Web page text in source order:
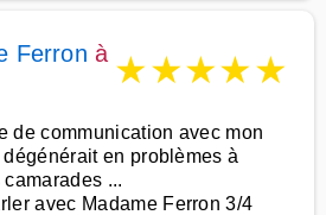
Ferron à ★★★★★
de communication avec mon
en problèmes à
...
avec Madame Ferron 3/4